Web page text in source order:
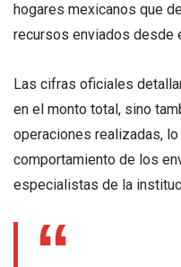
hogares mexicanos que
recursos enviados desde
Las cifras oficiales
en el monto total, sino
operaciones realizadas,
comportamiento de los
especialistas de la